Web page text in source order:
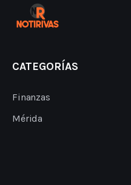
CATEGORÍAS
Finanzas
Mérida